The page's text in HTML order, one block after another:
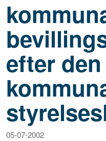
efter den
05-07-2002